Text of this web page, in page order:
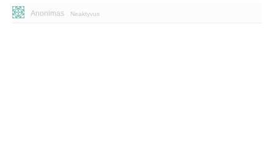
Anonimas Neaktyvus